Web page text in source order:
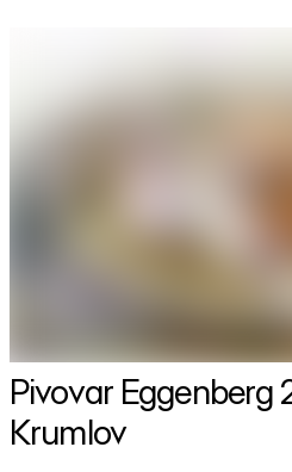
Pivovar Eggenberg
Krumlov